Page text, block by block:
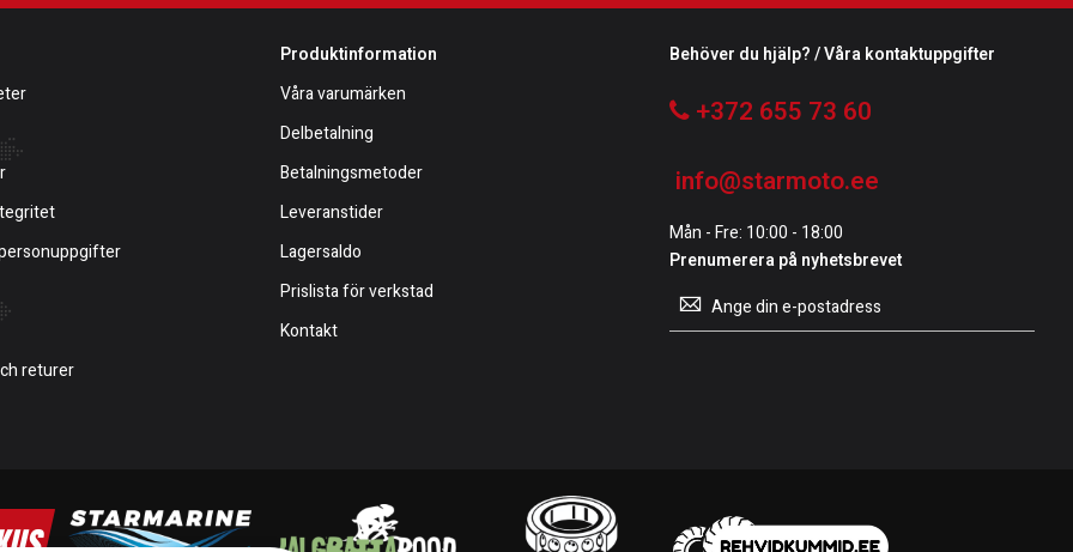
returer
Produktinformation
Våra varumärken
Delbetalning
Betalningsmetoder
Leveranstider
Lagersaldo
Prislista för verkstad
Kontakt
Behöver du hjälp? / Våra kontaktuppgifter
+372 655 73 60
info@starmoto.ee
Mån - Fre: 10:00 - 18:00
Prenumerera på nyhetsbrevet
Prenumerera
på
vårt